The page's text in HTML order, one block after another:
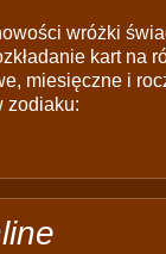
wróżki
kart na
miesięczne i
zodiaku: